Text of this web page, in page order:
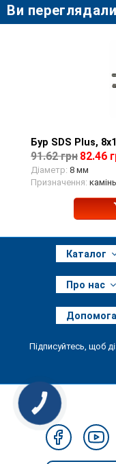
Ви переглядали
Бур SDS Plus,
91.62 грн 82.46
Діаметр: 8 мм
Призначення:
Каталог
Про нас
Підписуйтесь, щоб
КНОПКА
ЗВ'ЯЗКУ